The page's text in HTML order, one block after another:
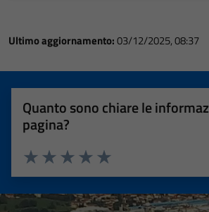
Ultimo aggiornamento:03/12/2025, 08:37
Quanto sono chiare le
pagina?
Valuta 5 stelle su 5
Valuta 4 stelle su 5
Valuta 3 stelle su 5
Valuta 2 stelle su 5
Valuta 1 stelle su 5